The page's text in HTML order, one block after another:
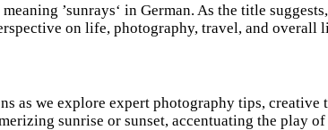
’sunrays‘ in German. As the title
on life, photography, travel, and overall
as we explore expert photography tips, creative
sunrise or sunset, accentuating the play